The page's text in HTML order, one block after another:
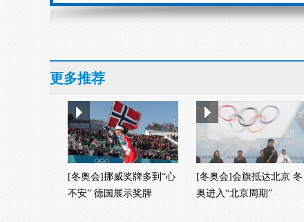
02月24日 10:07
更多推荐
[冬奥会]挪威奖牌多到“心
不安” 德国展示奖牌
[冬奥会]会旗抵达北京 冬
奥进入“北京周期”